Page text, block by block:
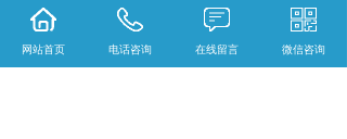
网站首页 电话咨询 在线留言 微信咨询